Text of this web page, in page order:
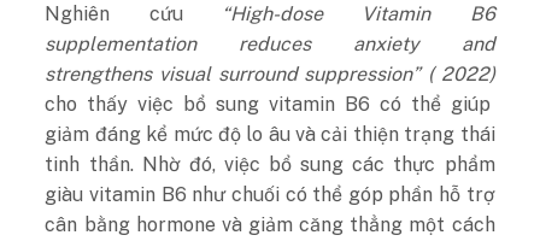
Nghiên cứu
“High-dose Vitamin B6
supplementation reduces anxiety and
strengthens visual surround suppression” ( 2022)
cho thấy việc bổ sung vitamin B6 có thể giúp
giảm đáng kể mức độ lo âu và cải thiện trạng thái
tinh thần. Nhờ đó, việc bổ sung các thực phẩm
giàu vitamin B6 như chuối có thể góp phần hỗ trợ
cân bằng hormone và giảm căng thẳng một cách